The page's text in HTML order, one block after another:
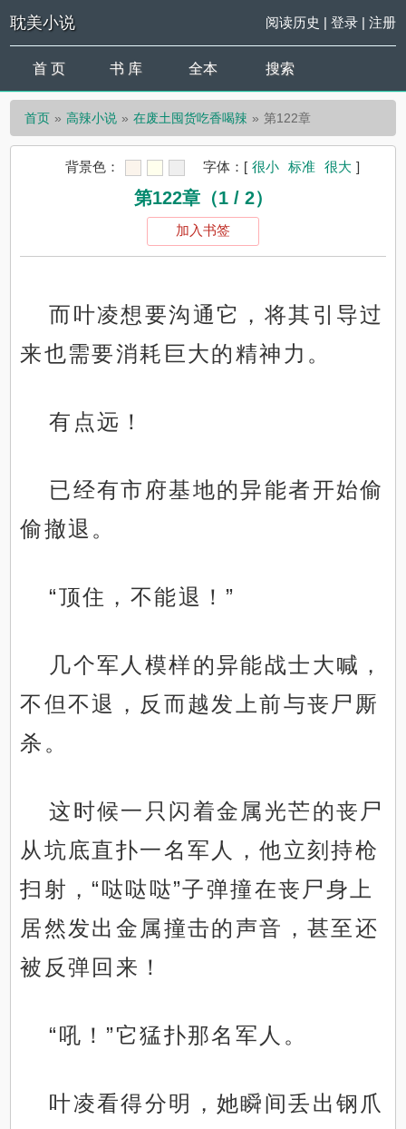
耽美小说 阅读历史 | 登录| 注册
首 页 书 库 全本 搜索
首页 高辣小说 在废土囤货吃香喝辣 第122章
背景色： 字体： [ 很小 标准 很大 ]
第122章（1 / 2）
加入书签
而叶凌想要沟通它，将其引导过
来也需要消耗巨大的精神力。
有点远！
已经有市府基地的异能者开始偷
偷撤退。
“顶住，不能退！”
几个军人模样的异能战士大喊，
不但不退，反而越发上前与丧尸厮
杀。
这时候一只闪着金属光芒的丧尸
从坑底直扑一名军人，他立刻持枪
扫射，“哒哒哒”子弹撞在丧尸身上
居然发出金属撞击的声音，甚至还
被反弹回来！
“吼！”它猛扑那名军人。
叶凌看得分明，她瞬间丢出钢爪